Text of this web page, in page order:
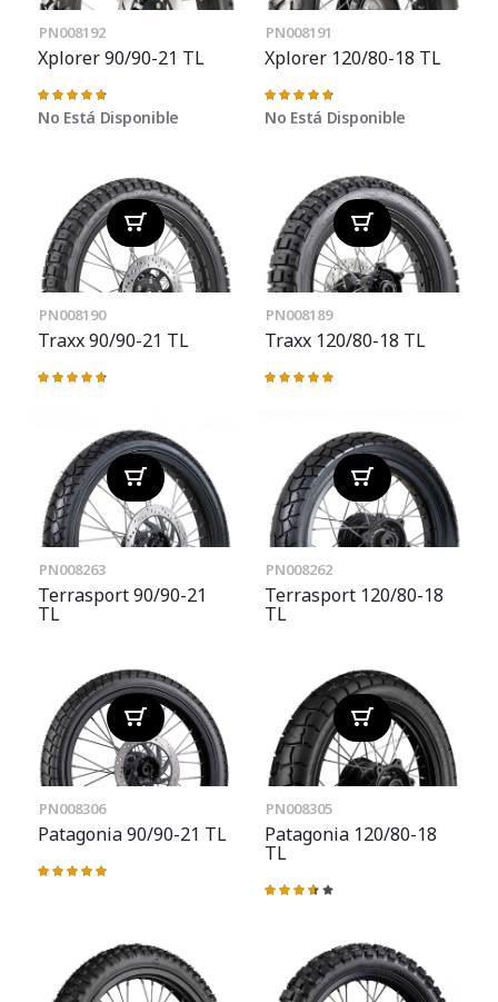
PN008192
Xplorer 90/90-21 TL
Valoración:
96%
No Está Disponible
PN008191
Xplorer 120/80-18 TL
Valoración:
97%
No Está Disponible
PN008190
Traxx 90/90-21 TL
Valoración:
PN008189
Traxx 120/80-18 TL
Valoración:
PN008263
Terrasport 90/90-21
TL
PN008262
Terrasport 120/80-18
TL
PN008306
Patagonia 90/90-21 TL
Valoración:
PN008305
Patagonia 120/80-18
TL
Valoración: